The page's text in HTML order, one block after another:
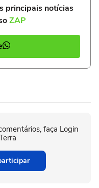
principais notícias
ZAP
faça Login